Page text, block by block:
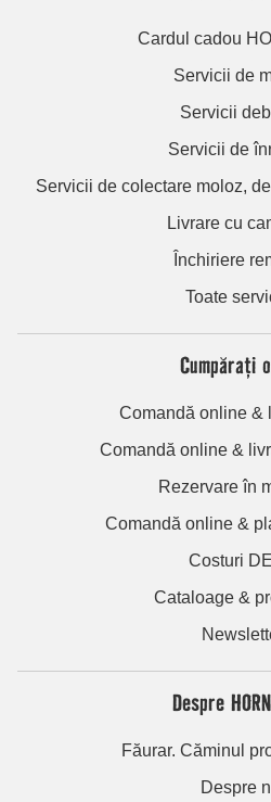
Cardul cadou
Servicii de
Servicii
Servicii de
Servicii de colectare moloz,
Livrare cu
Închiriere
Toate
Cumpărați
Comandă online &
Comandă online &
Rezervare în
Comandă online &
Costuri
Cataloage &
Despre
Făurar. Căminul
Despre